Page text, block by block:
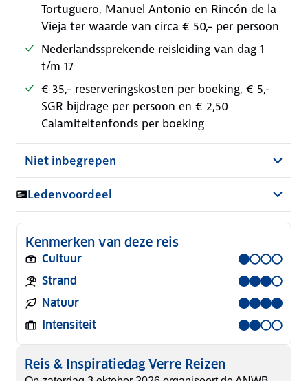
Tortuguero, Manuel Antonio en Rincón de la
Vieja ter waarde van circa € 50,- per persoon
Nederlandssprekende reisleiding van dag 1
t/m 17
€ 35,- reserveringskosten per boeking, € 5,-
SGR bijdrage per persoon en € 2,50
Calamiteitenfonds per boeking
Niet inbegrepen
Ledenvoordeel
Kenmerken van deze reis
Cultuur
Strand
Natuur
Intensiteit
Reis & Inspiratiedag Verre Reizen